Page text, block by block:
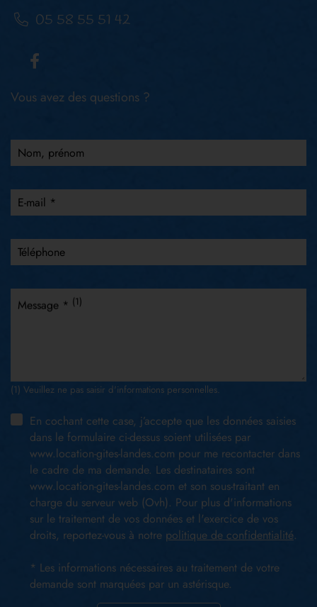
05 58 55 51 42
Vous avez des questions ?
Nom, prénom
E-mail *
Téléphone
Message * (1)
(1) Veuillez ne pas saisir d'informations personnelles.
En cochant cette case, j’accepte que les données saisies
dans le formulaire ci-dessus soient utilisées par
www.location-gites-landes.com pour me recontacter dans
le cadre de ma demande. Les destinataires sont
www.location-gites-landes.com et son sous-traitant en
charge du serveur web (Ovh). Pour plus d'informations
sur le traitement de vos données et l'exercice de vos
droits, reportez-vous à notre politique de confidentialité.
* Les informations nécessaires au traitement de votre
demande sont marquées par un astérisque.